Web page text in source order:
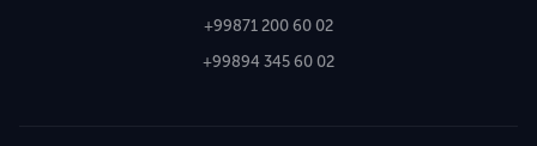
+99871 200 60 02
+99894 345 60 02